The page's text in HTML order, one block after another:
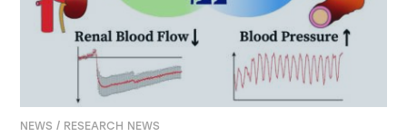
NEWS / RESEARCH NEWS